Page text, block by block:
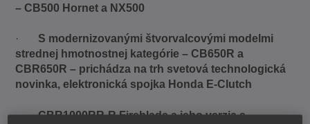
– CB500 Hornet a NX500
· S modernizovanými štvorvalcovými modelmi
strednej hmotnostnej kategórie – CB650R a
CBR650R – prichádza na trh svetová technologická
novinka, elektronická spojka Honda E-Clutch
·CBR1000RR-R Fireblade a jeho verzia s